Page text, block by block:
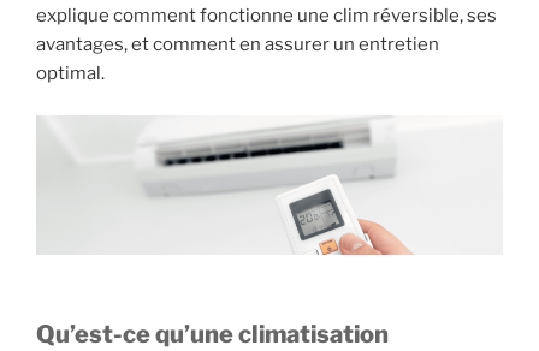
explique comment fonctionne une clim réversible, ses
avantages, et comment en assurer un entretien
optimal.
Qu’est-ce qu’une climatisation